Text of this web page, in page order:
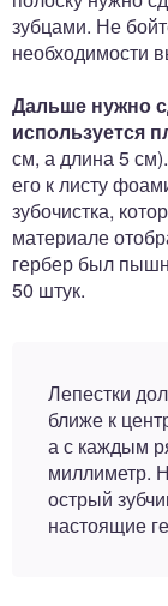
зубцами. Не
необходимости
Дальше нужно
используется
см, а длина 5
его к листу
зубочистка,
материале
гербер был
50 штук.
Лепестки
ближе к
а с каждым
миллиметр.
острый
настоящие